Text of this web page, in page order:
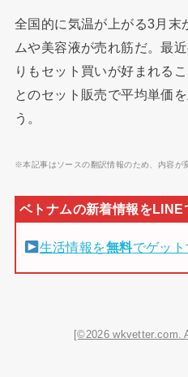
全国的に気温が上がる3月末
ムや美容液が売れ筋だ。最
りもセット買いが好まれる
とのセット販売で平均単価
う。
※本記事はソースの翻訳情報のため、内容が
生活情報を無料でゲット
[©2026 wkvetter.com.